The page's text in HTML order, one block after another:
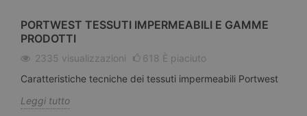
PORTWEST TESSUTI IMPERMEABILI E GAMME
PRODOTTI
2335 visualizzazioni 618 È piaciuto
Caratteristiche tecniche dei tessuti impermeabili Portwest
Leggi tutto